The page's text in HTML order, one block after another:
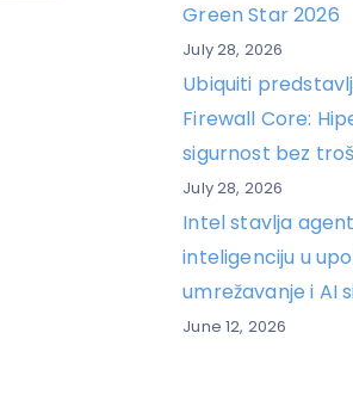
Green Star 2026
July 28, 2026
Ubiquiti
Firewall Core:
sigurnost bez
July 28, 2026
Intel stavlja
inteligenciju u
umrežavanje i AI
June 12, 2026